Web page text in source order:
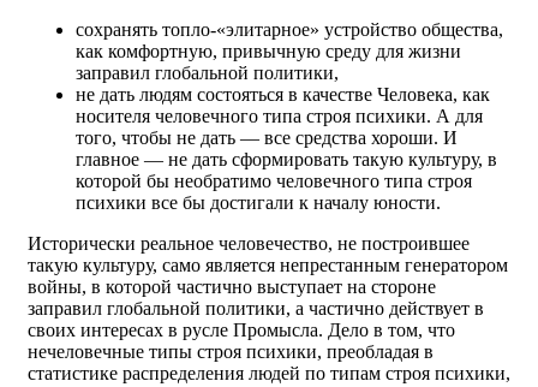
сохранять топло-«элитарное» устройство общества,
как комфортную, привычную среду для жизни
заправил глобальной политики,
не дать людям состояться в качестве Человека, как
носителя человечного типа строя психики. А для
того, чтобы не дать — все средства хороши. И
главное — не дать сформировать такую культуру, в
которой бы необратимо человечного типа строя
психики все бы достигали к началу юности.
Исторически реальное человечество, не построившее
такую культуру, само является непрестанным генератором
войны, в которой частично выступает на стороне
заправил глобальной политики, а частично действует в
своих интересах в русле Промысла. Дело в том, что
нечеловечные типы строя психики, преобладая в
статистике распределения людей по типам строя психики,